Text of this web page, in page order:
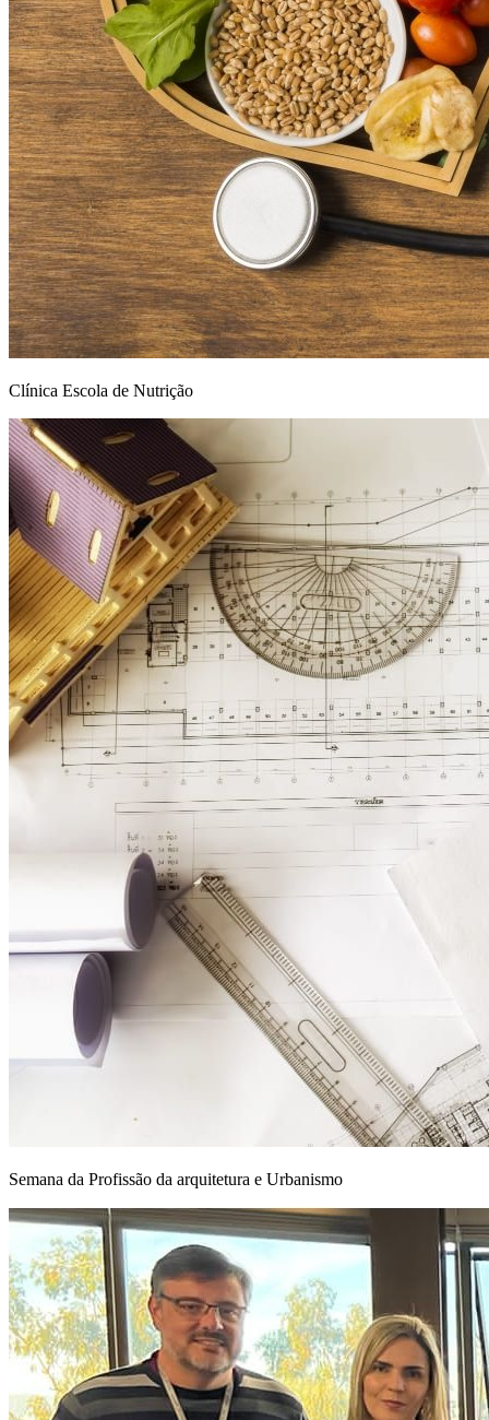
Clínica Escola de Nutrição
Semana da Profissão da arquitetura e Urbanismo